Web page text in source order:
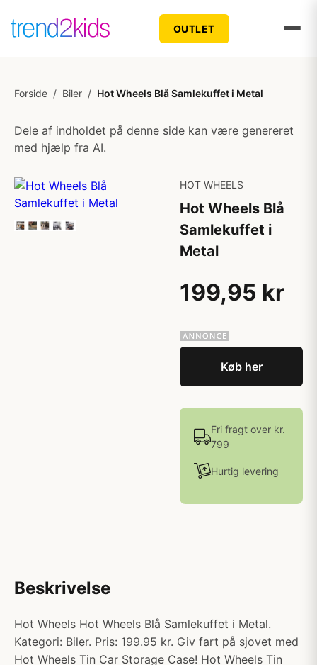
OUTLET
Forside / Biler / Hot Wheels Blå Samlekuffet i Metal
Dele af indholdet på denne side kan være genereret
med hjælp fra AI.
HOT WHEELS
Hot Wheels Blå
Samlekuffet i
Metal
199,95 kr
Køb her
Fri fragt over kr.
799
Hurtig levering
Beskrivelse
Hot Wheels Hot Wheels Blå Samlekuffet i Metal.
Kategori: Biler. Pris: 199.95 kr. Giv fart på sjovet med
Hot Wheels Tin Car Storage Case! Hot Wheels Tin